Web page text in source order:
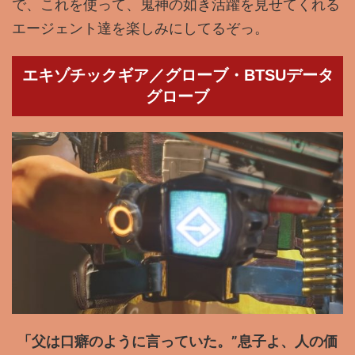
で、これを使って、鬼神の如き活躍を見せてくれる
エージェント達を楽しみにしてるぞっ。
エキゾチックギア／グローブ・BTSUデータ
グローブ
「父は口癖のように言っていた。”息子よ、人の価